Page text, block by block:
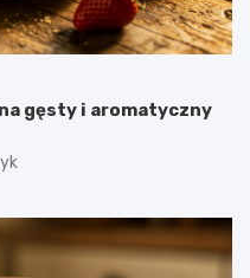
gęsty i aromatyczny